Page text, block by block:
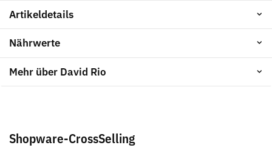
Artikeldetails
Nährwerte
Mehr über David Rio
Shopware-CrossSelling